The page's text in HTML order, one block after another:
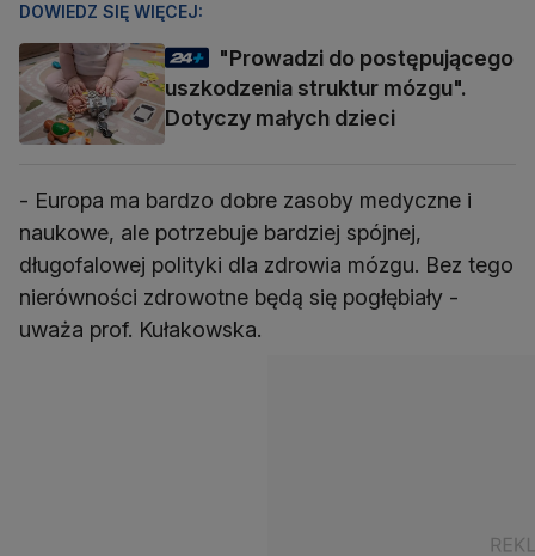
DOWIEDZ SIĘ WIĘCEJ:
"Prowadzi do postępującego
uszkodzenia struktur mózgu".
Dotyczy małych dzieci
- Europa ma bardzo dobre zasoby medyczne i
naukowe, ale potrzebuje bardziej spójnej,
długofalowej polityki dla zdrowia mózgu. Bez tego
nierówności zdrowotne będą się pogłębiały -
uważa prof. Kułakowska.